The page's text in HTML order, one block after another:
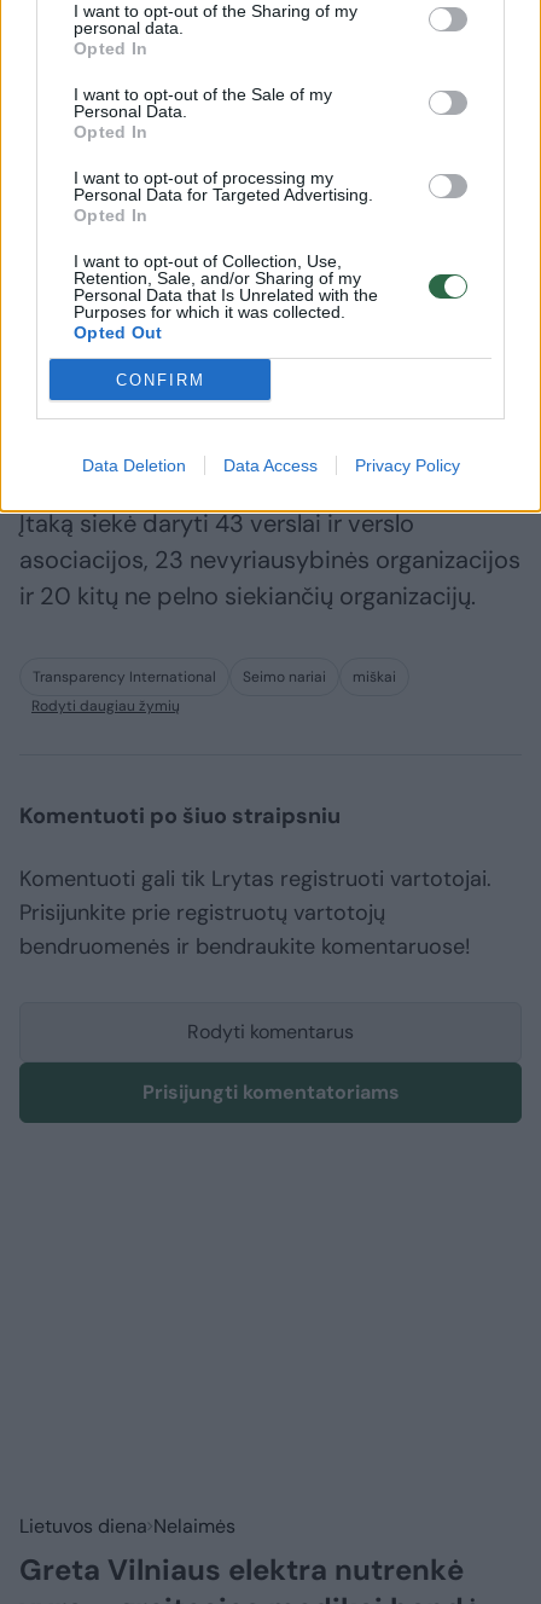
I want to opt-out of the Sharing of my
personal data.
Opted In
I want to opt-out of the Sale of my
Personal Data.
Opted In
I want to opt-out of processing my
Personal Data for Targeted Advertising.
Opted In
I want to opt-out of Collection, Use,
Retention, Sale, and/or Sharing of my
Personal Data that Is Unrelated with the
Purposes for which it was collected.
Opted Out
CONFIRM
Data Deletion Data Access Privacy Policy
N. Grunskienė apie pirmąją
savo kadenciją: šis laikotarpis
buvo intensyvus ir
dinamiškas
Įtaką siekė daryti 43 verslai ir verslo
asociacijos, 23 nevyriausybinės organizacijos
ir 20 kitų ne pelno siekiančių organizacijų.
Transparency International Seimo nariai
miškai
Rodyti daugiau žymių
Komentuoti po šiuo straipsniu
Komentuoti gali tik Lrytas registruoti vartotojai.
Prisijunkite prie registruotų vartotojų
bendruomenės ir bendraukite komentaruose!
Rodyti komentarus
Prisijungti komentatoriams
Lietuvos diena Nelaimės
Greta Vilniaus elektra nutrenkė